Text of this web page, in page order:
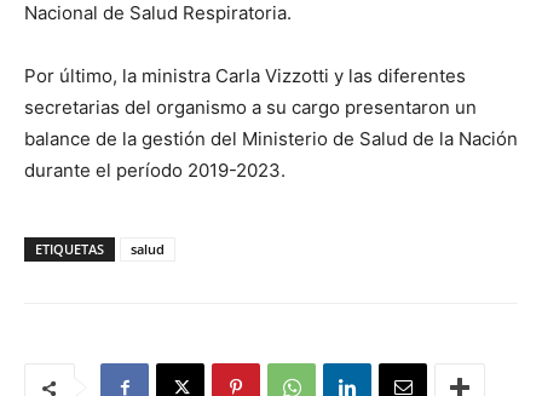
Nacional de Salud Respiratoria.
Por último, la ministra Carla Vizzotti y las diferentes
secretarias del organismo a su cargo presentaron un
balance de la gestión del Ministerio de Salud de la Nación
durante el período 2019-2023.
ETIQUETAS salud